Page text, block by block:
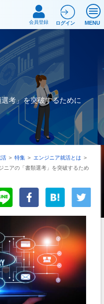
MENU
会員登録 ログイン
考」を突破するために
活 > 特集 > エンジニア就活とは >
ニアの「書類選考」を突破するため